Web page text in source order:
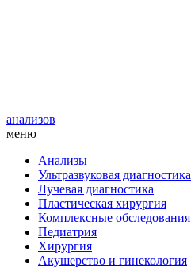
анализов
меню
Анализы
Ультразвуковая диагностика
Лучевая диагностика
Пластическая хирургия
Комплексные обследования
Педиатрия
Хирургия
Акушерство и гинекология